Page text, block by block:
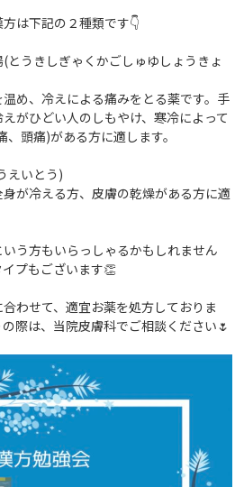
は下記の２種類です👇
とうきしぎゃくかごしゅゆしょうきょ
め、冷えによる痛みをとる薬です。手
がひどい人のしもやけ、寒冷によって
頭痛)がある方に適します。
えいとう)
が冷える方、皮膚の乾燥がある方に適
う方もいらっしゃるかもしれません
プもございます👏
わせて、適宜お薬を処方しておりま
際は、当院皮膚科でご相談ください🌷